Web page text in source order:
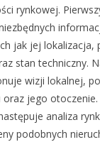
rynkowej.
jak jej lokalizacja,
stan techniczny.
wizji lokalnej,
jego otoczenie.
analiza
podobnych